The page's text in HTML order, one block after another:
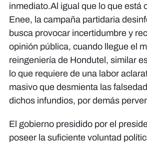
inmediato.Al igual que lo que está
Enee, la campaña partidaria
busca provocar incertidumbre y
opinión pública, cuando llegue el
reingeniería de Hondutel, similar
lo que requiere de una labor
masivo que desmienta las
dichos infundios, por demás
El gobierno presidido por el
poseer la suficiente voluntad